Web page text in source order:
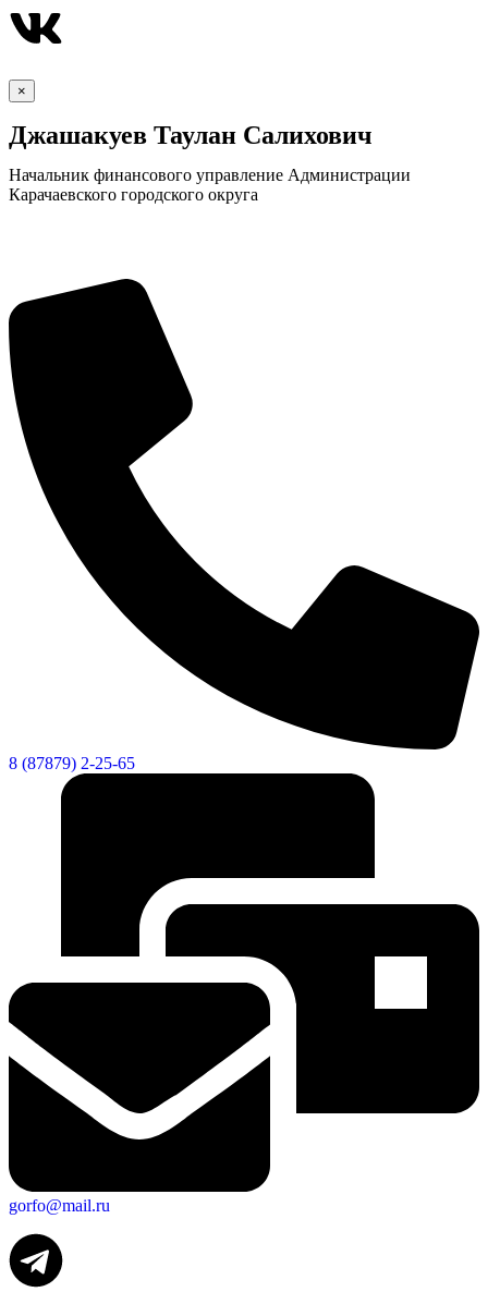
×
Джашакуев Таулан Салихович
Начальник финансового управление Администрации
Карачаевского городского округа
8 (87879) 2-25-65
gorfo@mail.ru